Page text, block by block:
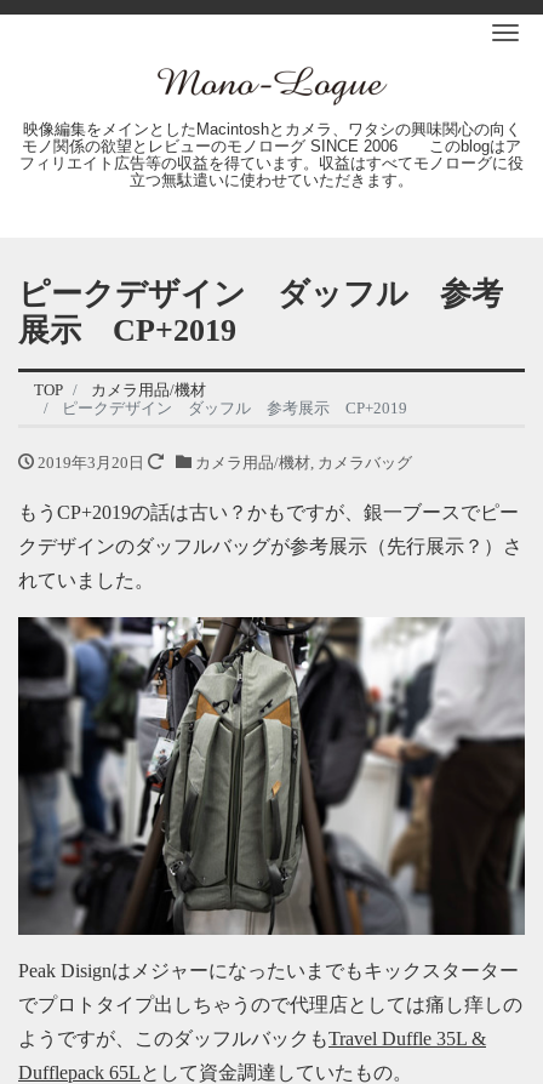
映像編集をメインとしたMacintoshとカメラ、ワタシの興味関心の向く
モノ関係の欲望とレビューのモノローグ SINCE 2006 このblogはア
フィリエイト広告等の収益を得ています。収益はすべてモノローグに役
立つ無駄遣いに使わせていただきます。
ピークデザイン ダッフル 参考
展示 CP+2019
TOP
カメラ用品/機材
ピークデザイン ダッフル 参考展示 CP+2019
2019年3月20日 カメラ用品/機材, カメラバッグ
もうCP+2019の話は古い？かもですが、銀一ブースでピー
クデザインのダッフルバッグが参考展示（先行展示？）さ
れていました。
Peak Disignはメジャーになったいまでもキックスターター
でプロトタイプ出しちゃうので代理店としては痛し痒しの
ようですが、このダッフルバックもTravel Duffle 35L &
Dufflepack 65Lとして資金調達していたもの。